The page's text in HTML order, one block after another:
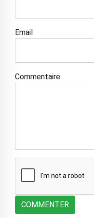
Email
Commentaire
COMMENTER